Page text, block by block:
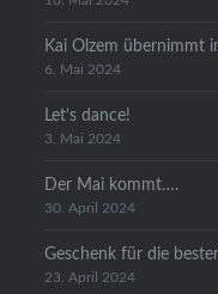
Kai Olzem übernimmt
6. Mai 2024
Let’s dance!
3. Mai 2024
Der Mai kommt….
30. April 2024
Geschenk für die
23. April 2024